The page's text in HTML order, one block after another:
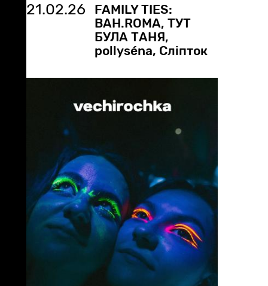
21.02.26
FAMILY TIES:
BAH.ROMA, ТУТ
БУЛА ТАНЯ,
pollyséna, Сліпток